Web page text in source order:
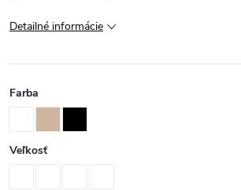
Detailné informácie
Farba
Veľkosť